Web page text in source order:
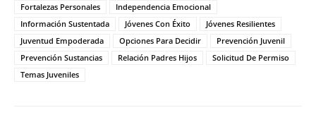
Fortalezas Personales
Independencia Emocional
Información Sustentada
Jóvenes Con Éxito
Jóvenes Resilientes
Juventud Empoderada
Opciones Para Decidir
Prevención Juvenil
Prevención Sustancias
Relación Padres Hijos
Solicitud De Permiso
Temas Juveniles